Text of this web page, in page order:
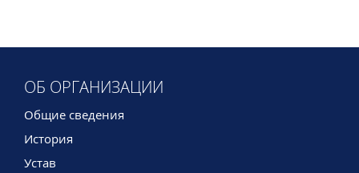
ОБ ОРГАНИЗАЦИИ
Общие сведения
История
Устав